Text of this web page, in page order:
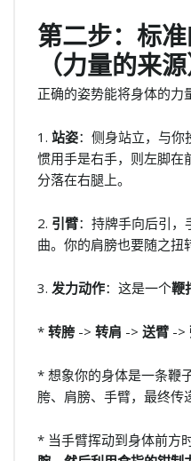
第二步：标
（力量的来源
正确的姿势能将身体的力
1. 站姿：侧身站立，与
惯用手是右手，则左脚在
分落在右腿上。
2. 引臂：持牌手向后引
曲。你的肩膀也要随之扭
3. 发力动作：这是一个鞭
* 转胯 -> 转肩 -> 送臂 ->
* 想象你的身体是一条鞭
胯、肩膀、手臂，最终传
* 当手臂挥动到身体前方